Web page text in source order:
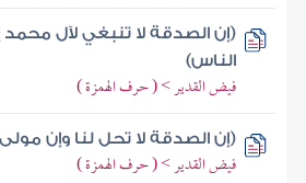
(إن الصدقة لا تنبغي لآل محمد
الناس)
فيض القدير > ( حرف الهمزة )
(إن الصدقة لا تحل لنا وإن
فيض القدير > ( حرف الهمزة )